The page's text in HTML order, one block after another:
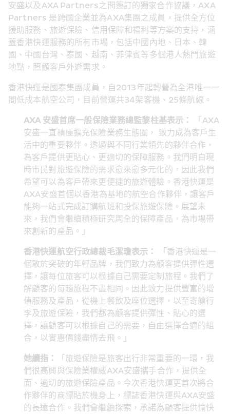
安盛以及AXA Partners之間簽訂的獨家合作協議，AXA
Partners 是跨國企業並為AXA集團之成員，提供全方位
援助服務、旅遊保險、信用保障和福利等方案的支持，涵
蓋香港快運服務的所有市場，包括中國內地、日本、韓
國、中國台灣、泰國、越南、菲律賓等多個港人熱門旅遊
地點，照顧客戶外遊需求。
香港快運是國泰集團成員，自2013年起轉營為全港唯一一
間低成本航空公司，目前營運共34架客機、25條航線。
AXA 安盛首席一般保險業務總監黎柱基表示：
「AXA
安盛一直積極擴充保險業務生態圈， 致力成為客戶生
活中的重要夥伴。透過與不同行業領先的夥伴合作，
為客戶提供更貼心、更適切的保障服務。我們明白現
時市民對旅遊保險的需求愈來愈多元化的，因此我們
希望可以為客戶帶來更便捷的旅遊體驗。香港快運是
AXA安盛首個以香港為基地的航空合作夥伴，讓客戶
能夠一站式完成訂購航班和投保旅遊保險。展望未
來，我們會繼續積極研究周全的保障產品，為市場帶
來創新的產品。」
香港快運航空行政總裁毛潔瓊表示：
「香港快運是一
個敢於突破的年輕品牌，我們致力為顧客提供彈性選
擇，讓每位旅客可以根據自己需要定制旅程。我們了
解顧客的每趟旅程不盡相同。因此致力提供豐富的增
值服務及產品，從機上餐飲及座位選擇，以至寄艙行
李及旅遊保險，我們都為顧客提供彈性、貼心的選
擇，讓顧客可以根據自己的需要，自由選擇合適的組
合，以實惠價錢盡情去飛。」
她續指：
「旅遊保險是旅客出行非常重要的一環，我
們很高興與保險業權威AXA安盛攜手合作，提供全
面、適切的旅遊保險產品。今次香港快運更首次將合
作夥伴的商標貼於機身上，標誌香港快運與AXA安盛
的長遠合作。我們會繼續探索，承諾為顧客提供愉快